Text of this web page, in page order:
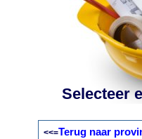
Selecteer
<<=Terug naar